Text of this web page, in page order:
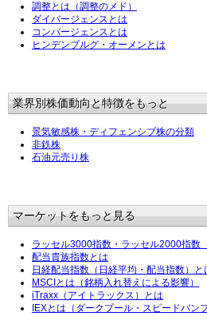
調整とは（調整のメド）
ダイバージェンスとは
コンバージェンスとは
ヒンデンブルグ・オーメンとは
業界別株価動向と特徴をもっと
景気敏感株・ディフェンシブ株の分類
非鉄株
石油元売り株
マーケットをもっと見る
ラッセル3000指数・ラッセル2000指数
配当貴族指数とは
日経配当指数（日経平均・配当指数）と
MSCIとは（銘柄入れ替えによる影響）
iTraxx（アイトラックス）とは
IEXとは（ダークプール・スピードバン